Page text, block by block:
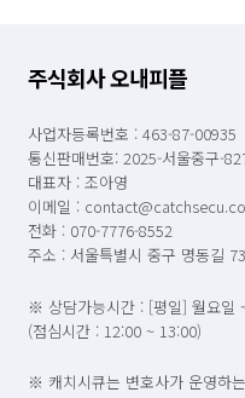
주식회사 오내피플
사업자등록번호 : 463-87-00935
통신판매번호: 2025-서울중구-
대표자 : 조아영
이메일 :
전화 : 070-7776-8552
주소 : 서울특별시 중구 명동길
※ 상담가능시간 : [평일] 월요일
(점심시간 : 12:00 ~ 13:00)
※ 캐치시큐는 변호사가 운영하